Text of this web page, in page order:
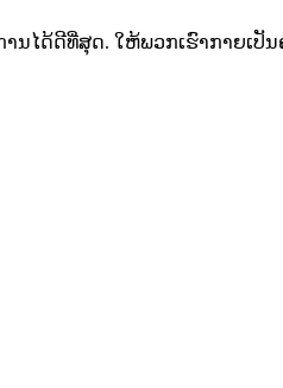
ນໄດ້ດີທີ່ສຸດ. ໃຫ້ພວກເຮົາກາຍເປັ